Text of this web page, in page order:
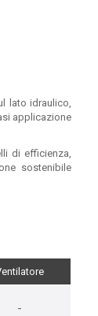
lato idraulico,
applicazione
di efficienza,
sostenibile
-